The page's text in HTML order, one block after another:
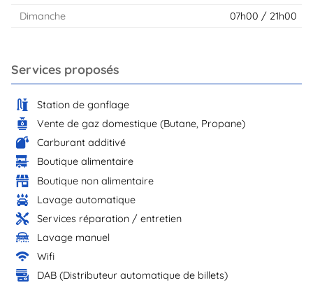
Dimanche
07h00 / 21h00
Services proposés
Station de gonflage
Vente de gaz domestique (Butane, Propane)
Carburant additivé
Boutique alimentaire
Boutique non alimentaire
Lavage automatique
Services réparation / entretien
Lavage manuel
Wifi
DAB (Distributeur automatique de billets)